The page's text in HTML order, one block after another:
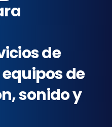
de
de
sonido y